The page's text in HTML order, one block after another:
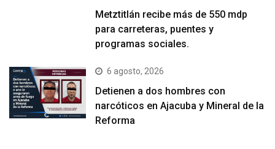
Metztitlán recibe más de 550 mdp
para carreteras, puentes y
programas sociales.
6 agosto, 2026
Detienen a dos hombres con
narcóticos en Ajacuba y Mineral de la
Reforma